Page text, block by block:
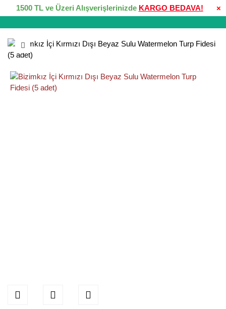
×
1500 TL ve Üzeri Alışverişlerinizde KARGO BEDAVA!